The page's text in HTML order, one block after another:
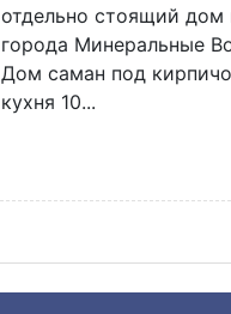
отдельно стоящий дом
города Минеральные
Дом саман под
кухня 10...